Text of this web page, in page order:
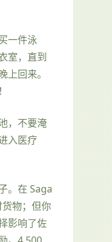
一件泳
室，直到
上回来。
，不要淹
入医疗
。在 Saga
物；但你
影响了佐